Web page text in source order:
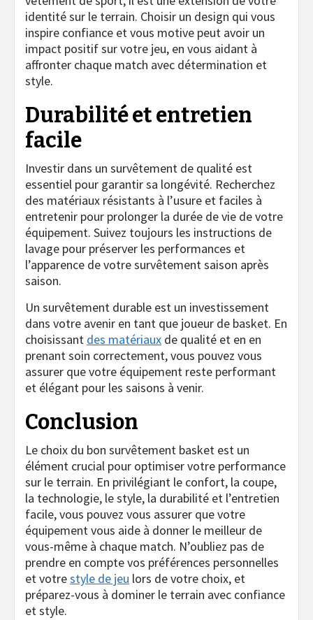
identité sur le terrain. Choisir un design qui vous
inspire confiance et vous motive peut avoir un
impact positif sur votre jeu, en vous aidant à
affronter chaque match avec détermination et
style.
Durabilité et entretien
facile
Investir dans un survêtement de qualité est
essentiel pour garantir sa longévité. Recherchez
des matériaux résistants à l’usure et faciles à
entretenir pour prolonger la durée de vie de votre
équipement. Suivez toujours les instructions de
lavage pour préserver les performances et
l’apparence de votre survêtement saison après
saison.
Un survêtement durable est un investissement
dans votre avenir en tant que joueur de basket. En
choisissant des matériaux de qualité et en en
prenant soin correctement, vous pouvez vous
assurer que votre équipement reste performant
et élégant pour les saisons à venir.
Conclusion
Le choix du bon survêtement basket est un
élément crucial pour optimiser votre performance
sur le terrain. En privilégiant le confort, la coupe,
la technologie, le style, la durabilité et l’entretien
facile, vous pouvez vous assurer que votre
équipement vous aide à donner le meilleur de
vous-même à chaque match. N’oubliez pas de
prendre en compte vos préférences personnelles
et votrestyle de jeu lors de votre choix, et
préparez-vous à dominer le terrain avec confiance
et style.